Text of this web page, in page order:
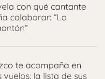
con qué cantante
colaborar: “Lo
te acompaña en
la lista de sus